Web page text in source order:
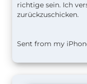
richtige sein. Ich
zurückzuschicken.
Sent from my